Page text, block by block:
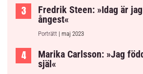
Fredrik Steen: »Idag är
ångest«
Porträtt | maj 2023
Marika Carlsson: »Jag
själ«